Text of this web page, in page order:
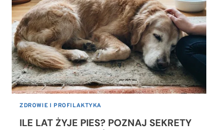
ZDROWOTNE,
KTÓRYCH
NIE
MOŻESZ
IGNOROWAĆ
ZDROWIE I PROFILAKTYKA
ILE LAT ŻYJE PIES? POZNAJ SEKRETY